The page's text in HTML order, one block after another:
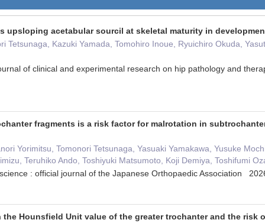
upsloping acetabular sourcil at skeletal maturity in
Tetsunaga, Kazuki Yamada, Tomohiro Inoue, Ryuichiro Okuda,
of clinical and experimental research on hip pathology and
fragments is a risk factor for malrotation in
Yorimitsu, Tomonori Tetsunaga, Yasuaki Yamakawa, Yusuke
Teruhiko Ando, Toshiyuki Matsumoto, Koji Demiya, Toshifumi
: official journal of the Japanese Orthopaedic Association
the Hounsfield Unit value of the greater trochanter and the risk